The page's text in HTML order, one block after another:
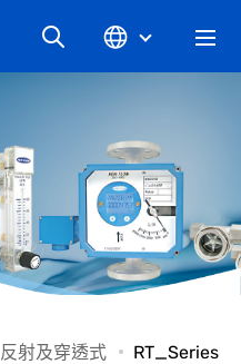
反射及穿透式 RT_Series